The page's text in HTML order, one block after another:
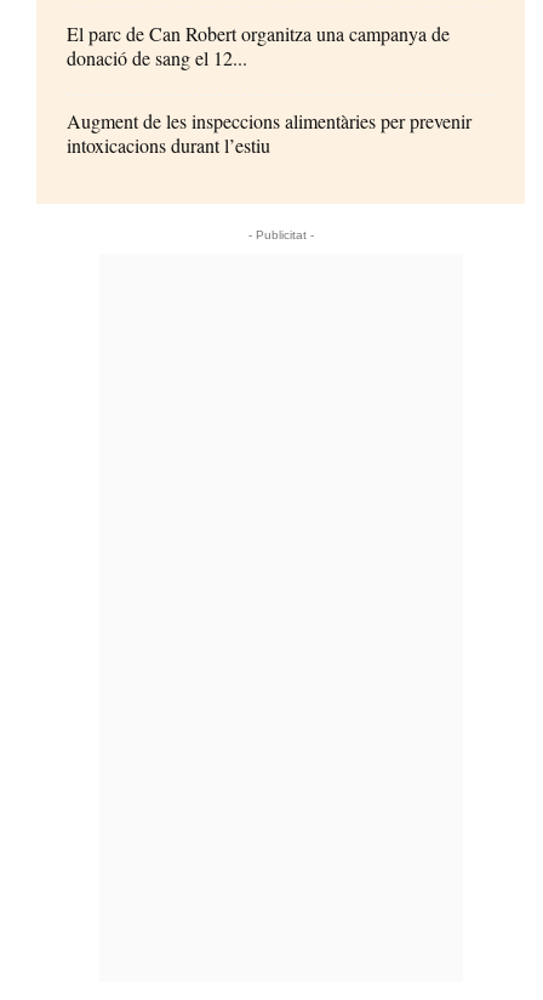
El parc de Can Robert organitza una campanya de
donació de sang el 12...
Augment de les inspeccions alimentàries per prevenir
intoxicacions durant l’estiu
- Publicitat -